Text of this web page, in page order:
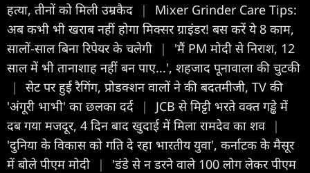
हत्या, तीनों को मिली उम्रकैद
|
Mixer Grinder Care Tips:
अब कभी भी खराब नहीं होगा मिक्सर ग्राइंडर! बस करें ये 8 काम,
सालों-साल बिना रिपेयर के चलेगी
|
'मैं PM मोदी से निराश, 12
साल में भी तानाशाह नहीं बन पाए...', शहजाद पूनावाला की चुटकी
|
सेट पर हुई रैगिंग, प्रोडक्शन वालों ने की बदतमीजी, TV की
'अंगूरी भाभी' का छलका दर्द
|
JCB से मिट्टी भरते वक्त गड्ढे में
दब गया मजदूर, 4 दिन बाद खुदाई में मिला रामदेव का शव |
'दुनिया के विकास को गति दे रहा भारतीय युवा', कर्नाटक के मैसूर
में बोले पीएम मोदी
|
'डंडे से न डरने वाले 100 लोग लेकर पीएम